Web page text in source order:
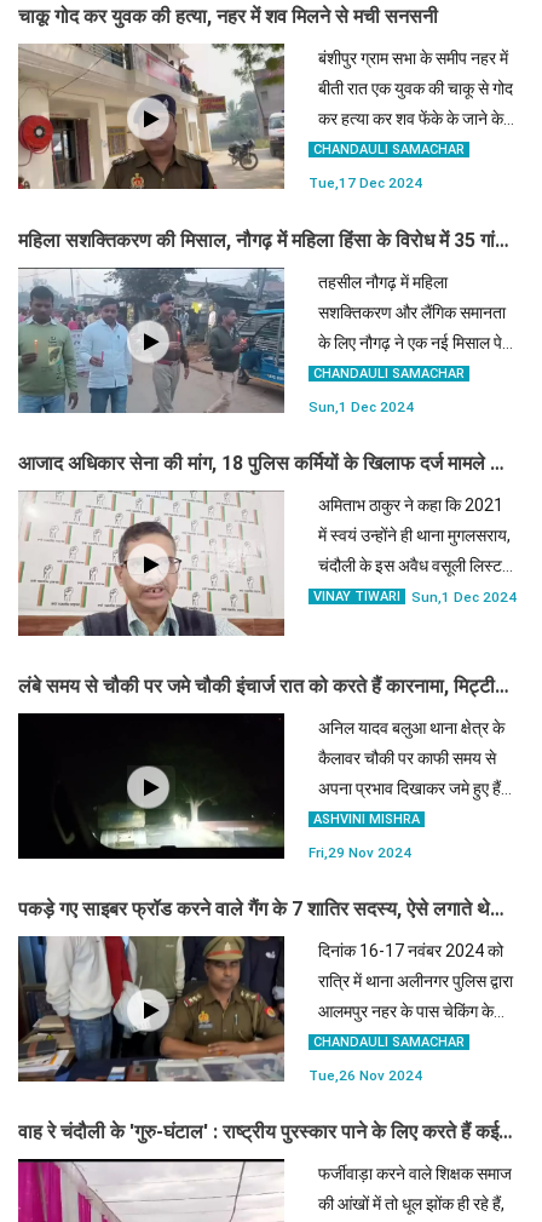
चाकू गोद कर युवक की हत्या, नहर में शव मिलने से मची सनसनी
बंशीपुर ग्राम सभा के समीप नहर में
बीती रात एक युवक की चाकू से गोद
कर हत्या कर शव फेंके के जाने के
बाद सुबह जब उसका शव दिखा तो
क्षेत्र में सनसनी मच गई।
CHANDAULI SAMACHAR
Tue,17 Dec 2024
महिला सशक्तिकरण की मिसाल, नौगढ़ में महिला हिंसा के विरोध में 35 गांवों
की महिलाओं ने कैंडल मार्च से जगाई अलख
तहसील नौगढ़ में महिला
सशक्तिकरण और लैंगिक समानता
के लिए नौगढ़ ने एक नई मिसाल पेश
की। ग्राम्या संस्थान और सहयोग
संस्था के नेतृत्व में 35 गांवों की
होकर कैंडल मार्च निकाला।
CHANDAULI SAMACHAR
Sun,1 Dec 2024
आजाद अधिकार सेना की मांग, 18 पुलिस कर्मियों के खिलाफ दर्ज मामले की
CBCID करे जांच
अमिताभ ठाकुर ने कहा कि 2021
में स्वयं उन्होंने ही थाना मुगलसराय,
चंदौली के इस अवैध वसूली लिस्ट
को वायरल किया था, जो जांच में
VINAY TIWARI Sun,1 Dec 2024
लंबे समय से चौकी पर जमे चौकी इंचार्ज रात को करते हैं कारनामा, मिट्टी
माफियाओं को खुला संरक्षण
अनिल यादव बलुआ थाना क्षेत्र के
कैलावर चौकी पर काफी समय से
अपना प्रभाव दिखाकर जमे हुए हैं
और क्षेत्र में हो रहे अवैध कार्यों पर
अंकुश लगाने के बजाय अपनी
ASHVINI MISHRA
Fri,29 Nov 2024
पकड़े गए साइबर फ्रॉड करने वाले गैंग के 7 शातिर सदस्य, ऐसे लगाते थे
लाखों का चूना
दिनांक 16-17 नवंबर 2024 को
रात्रि में थाना अलीनगर पुलिस द्वारा
आलमपुर नहर के पास चेकिंग के
दौरान दो मोटरसाईकिल पर सवार
कुल 5 संदिग्ध व्यक्तियों को
CHANDAULI SAMACHAR
Tue,26 Nov 2024
वाह रे चंदौली के 'गुरु-घंटाल' : राष्ट्रीय पुरस्कार पाने के लिए करते हैं कई
तरह के फर्जीवाड़े
फर्जीवाड़ा करने वाले शिक्षक समाज
की आंखों में तो धूल झोंक ही रहे हैं,